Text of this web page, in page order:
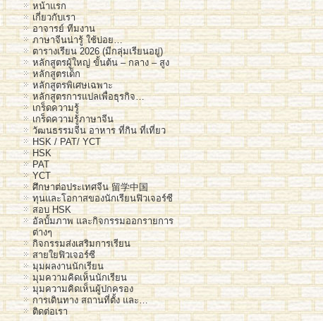
หน้าแรก
เกี่ยวกับเรา
อาจารย์ ทีมงาน
ภาษาจีนน่ารู้ ใช้บ่อย…
ตารางเรียน 2026 (มีกลุ่มเรียนอยู่)
หลักสูตรผู้ใหญ่ ขั้นต้น – กลาง – สูง
หลักสูตรเด็ก
หลักสูตรพิเศษเฉพาะ
หลักสูตรการแปลเพื่อธุรกิจ…
เกร็ดความรู้
เกร็ดความรู้ภาษาจีน
วัฒนธรรมจีน อาหาร ที่กิน ที่เที่ยว
HSK / PAT/ YCT
HSK
PAT
YCT
ศึกษาต่อประเทศจีน 留学中国
ทุนและโอกาสของนักเรียนฟิวเจอร์ซี
สอบ HSK
อัลบั้มภาพ และกิจกรรมออกรายการ
ต่างๆ
กิจกรรมส่งเสริมการเรียน
สายใยฟิวเจอร์ซี
มุมผลงานนักเรียน
มุมความคิดเห็นนักเรียน
มุมความคิดเห็นผู้ปกครอง
การเดินทาง สถานที่ตั้ง และ…
ติดต่อเรา